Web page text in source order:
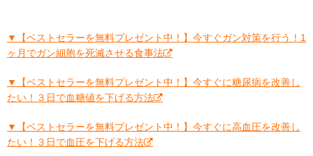
▼【ベストセラーを無料プレゼント中！】今すぐガン対策を行う！1
ヶ月でガン細胞を死滅させる食事法
▼【ベストセラーを無料プレゼント中！】今すぐに糖尿病を改善し
たい！３日で血糖値を下げる方法
▼【ベストセラーを無料プレゼント中！】今すぐに高血圧を改善し
たい！３日で血圧を下げる方法